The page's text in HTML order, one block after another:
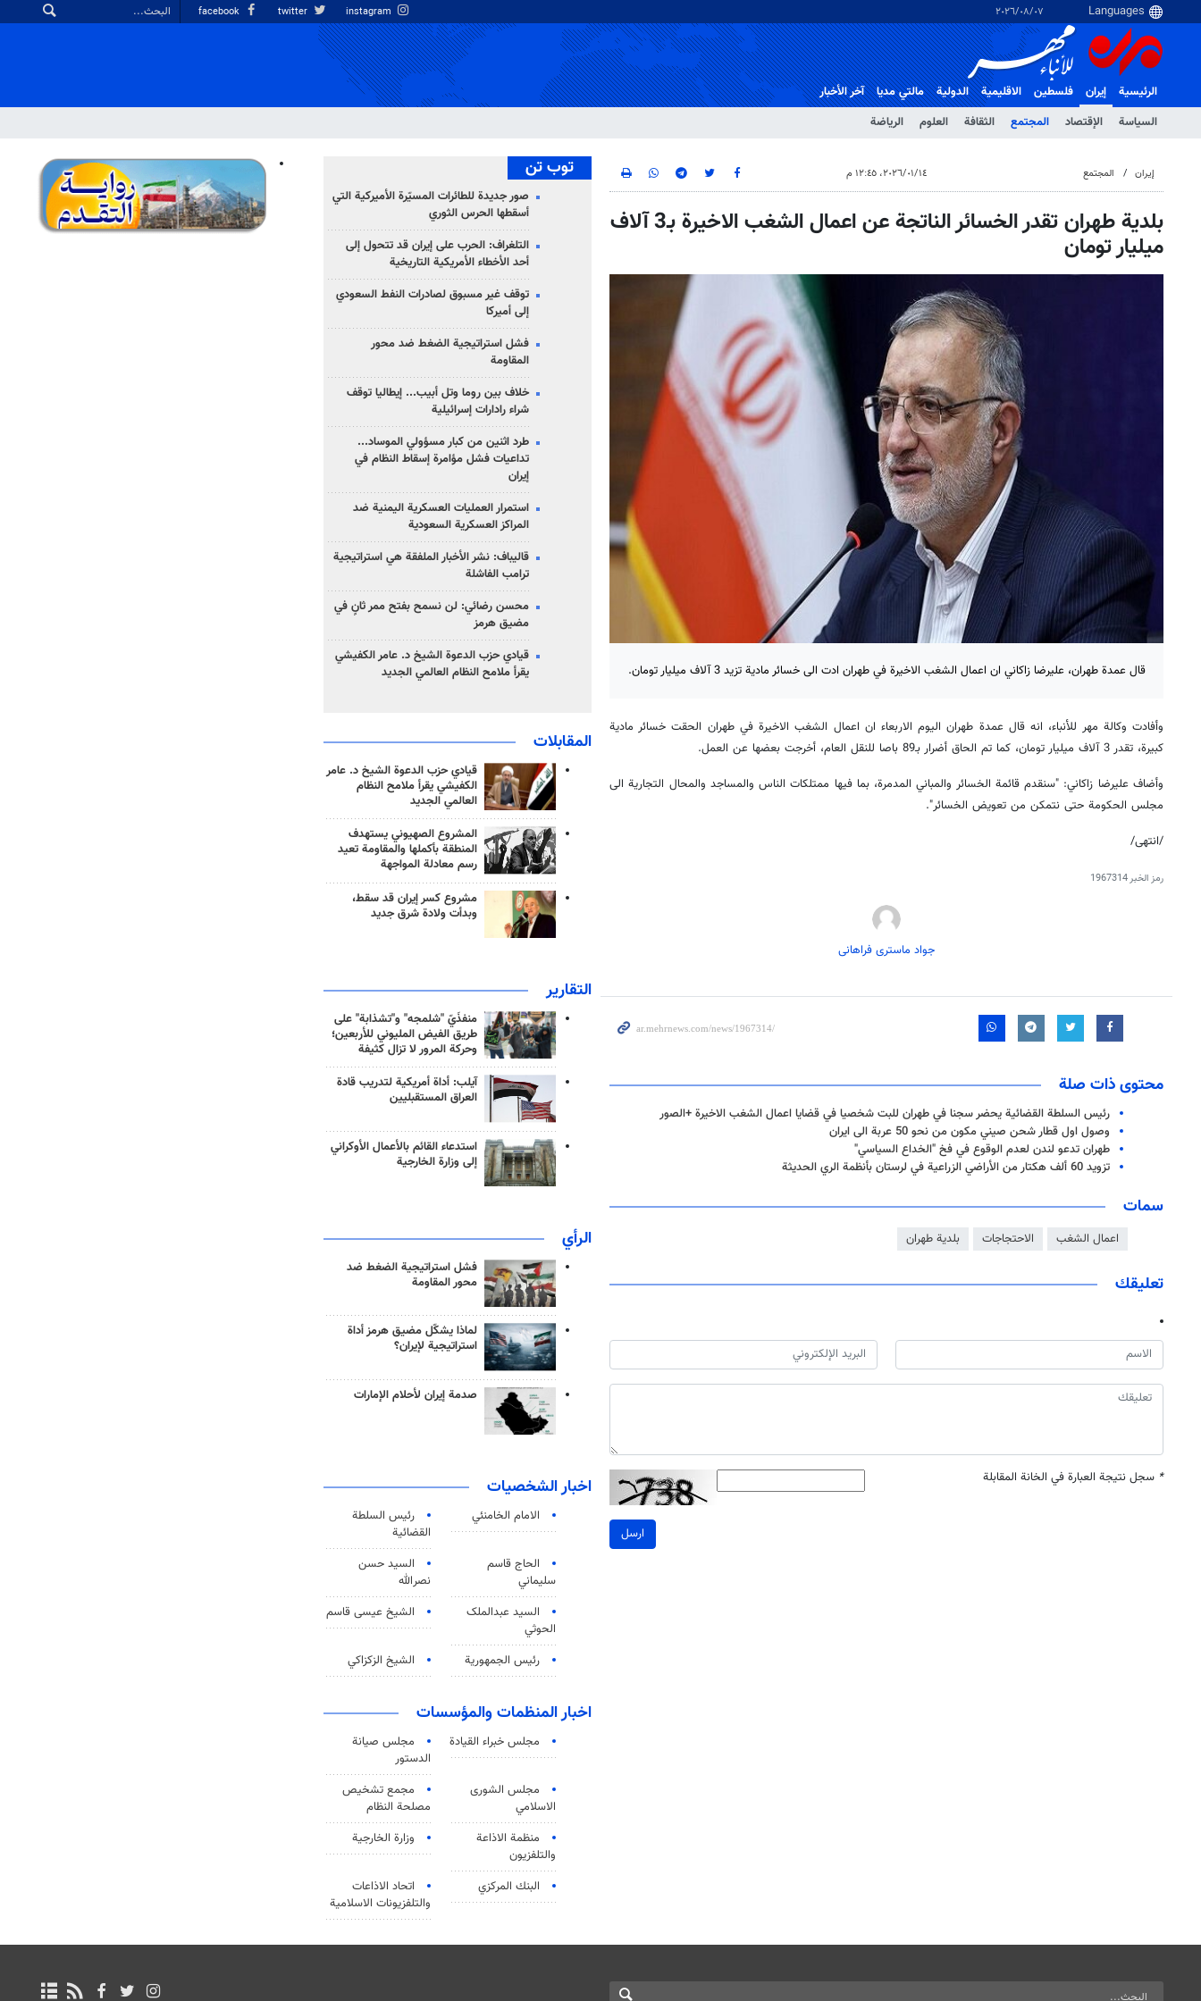
٠٧‏/٠٨‏/٢٠٢٦
الرئيسية
إيران
السياسة
الإقتصاد المجتمع الثقافة العلوم الرياضة
فلسطین الاقلیمیة الدولية مالتي مدیا آخر الأخبار
إيران المجتمع ١٤‏/٠١‏/٢٠٢٦، ١٢:٤٥ م
بلدية طهران تقدر الخسائر الناتجة عن اعمال الشغب الاخيرة بـ3 آلاف
ميليار تومان
قال عمدة طهران، عليرضا زاكاني ان اعمال الشغب الاخيرة في طهران ادت الى خسائر مادية تزيد 3 آلاف ميليار تومان.
وأفادت وكالة مهر للأنباء، انه قال عمدة طهران اليوم الاربعاء ان اعمال الشغب الاخيرة في طهران الحقت خسائر مادية
كبيرة، تقدر 3 آلاف ميليار تومان، كما تم الحاق أضرار بـ89 باصا للنقل العام، أخرجت بعضها عن العمل.
وأضاف عليرضا زاكاني: "سنقدم قائمة الخسائر والمباني المدمرة، بما فيها ممتلكات الناس والمساجد والمحال التجارية الى
مجلس الحكومة حتى نتمكن من تعويض الخسائر".
/انتهى/
رمز الخبر1967314
جواد ماستری فراهانی
محتوى ذات صلة
رئيس السلطة القضائية يحضر سجنا في طهران للبت شخصيا في قضايا اعمال الشغب الاخيرة +الصور
وصول اول قطار شحن صيني مكون من نحو 50 عربة الى ايران
طهران تدعو لندن لعدم الوقوع في فخ "الخداع السياسي"
تزويد 60 ألف هكتار من الأراضي الزراعية في لرستان بأنظمة الري الحديثة
سمات
اعمال الشغب الاحتجاجات بلدية طهران
تعليقك
* سجل نتيجة العبارة في الخانة المقابلة
ارسل
توب تن
صور جديدة للطائرات المسيّرة الأميركية التي
أسقطها الحرس الثوري
التلغراف: الحرب على إيران قد تتحول إلى
أحد الأخطاء الأمريكية التاريخية
توقف غير مسبوق لصادرات النفط السعودي
إلى أميركا
فشل استراتيجية الضغط ضد محور
المقاومة
خلاف بين روما وتل أبيب... إيطاليا توقف
شراء رادارات إسرائيلية
طرد اثنين من كبار مسؤولي الموساد...
تداعيات فشل مؤامرة إسقاط النظام في
إيران
استمرار العمليات العسكرية اليمنية ضد
المراكز العسكرية السعودية
قاليباف: نشر الأخبار الملفقة هي استراتيجية
ترامب الفاشلة
محسن رضائي: لن نسمح بفتح ممر ثانٍ في
مضيق هرمز
قيادي حزب الدعوة الشيخ د. عامر الكفيشي
يقرأ ملامح النظام العالمي الجديد
المقابلات
قيادي حزب الدعوة الشيخ د. عامر
الكفيشي يقرأ ملامح النظام
العالمي الجديد
المشروع الصهيوني يستهدف
المنطقة بأكملها والمقاومة تعيد
رسم معادلة المواجهة
مشروع كسر إيران قد سقط،
وبدأت ولادة شرق جديد
التقارير
منفذَيّ "شلمجه" و"تشذابة" على
طريق الفيض المليوني للأربعين؛
وحركة المرور لا تزال كثيفة
آيلب: أداة أمريكية لتدريب قادة
العراق المستقبليين
استدعاء القائم بالأعمال الأوكراني
إلى وزارة الخارجية
الرأي
فشل استراتيجية الضغط ضد
محور المقاومة
لماذا يشكّل مضيق هرمز أداة
استراتيجية لإيران؟
صدمة إيران لأحلام الإمارات
اخبار الشخصيات
الامام الخامنئي
رئیس السلطة
القضائیة
الحاج قاسم
سليماني
السيد حسن
نصرالله
السید عبدالملک
الحوثي
الشيخ عيسى قاسم
رئيس الجمهورية الشيخ الزكزاكي
اخبار المنظمات والمؤسسات
مجلس خبراء القيادة
مجلس صيانة
الدستور
مجلس الشورى
الاسلامي
مجمع تشخيص
مصلحة النظام
منظمة الاذاعة
والتلفزیون
وزارة الخارجية
البنك المركزي
اتحاد الاذاعات
والتلفزيونات الاسلامية